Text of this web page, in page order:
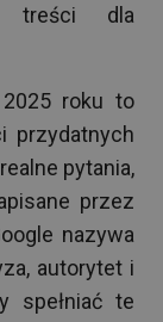
treści dla
roku to
przydatnych
pytania,
przez
nazywa
autorytet i
spełniać te